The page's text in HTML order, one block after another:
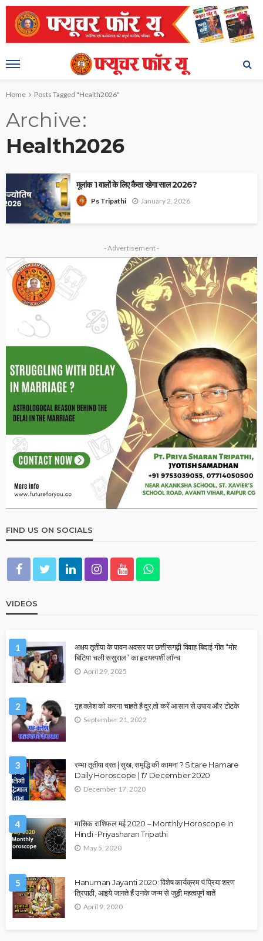
Home Posts Tagged "Health2026"
Archive
Health2026
मूलांक 1 वालों के लिए कैसा रहेगा साल 2026?
Ps Tripathi January 2, 2026
- Advertisement -
FIND US ON SOCIALS
VIDEOS
1
अक्षय तृतीया के पावन अवसर पर छत्तीसगढ़ी विवाह बिदाई गीत “मोर
बिटिया चली ससुराल” का हृदयस्पर्शी लॉन्च
April 29, 2025
2 गृह क्लेश को करना चाहते है दूर,तो करें आसान से उपाय और टोटके
September 21, 2022
3
रम्भा तृतीया व्रत | सुख, समृद्धि की कामना ? Sitare Hamare
Daily Horoscope | 17 December 2020
December 17, 2020
4
मासिक राशिफल मई 2020 – Monthly Horoscope In
Hindi -Priyasharan Tripathi
May 5, 2020
5
Hanuman Jayanti 2020: विशेष कार्यक्रम पं.प्रिया शरण
त्रिपाठी, आइये जानते हैं उनके जन्म से जुड़ी महत्वपूर्ण बातें
April 9, 2020